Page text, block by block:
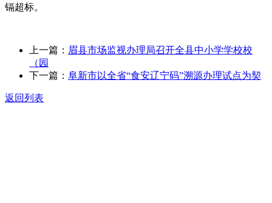
镉超标。
上一篇： 眉县市场监视办理局召开全县中小学学校校
（园
下一篇： 阜新市以全省“食安辽宁码”溯源办理试点为契
返回列表